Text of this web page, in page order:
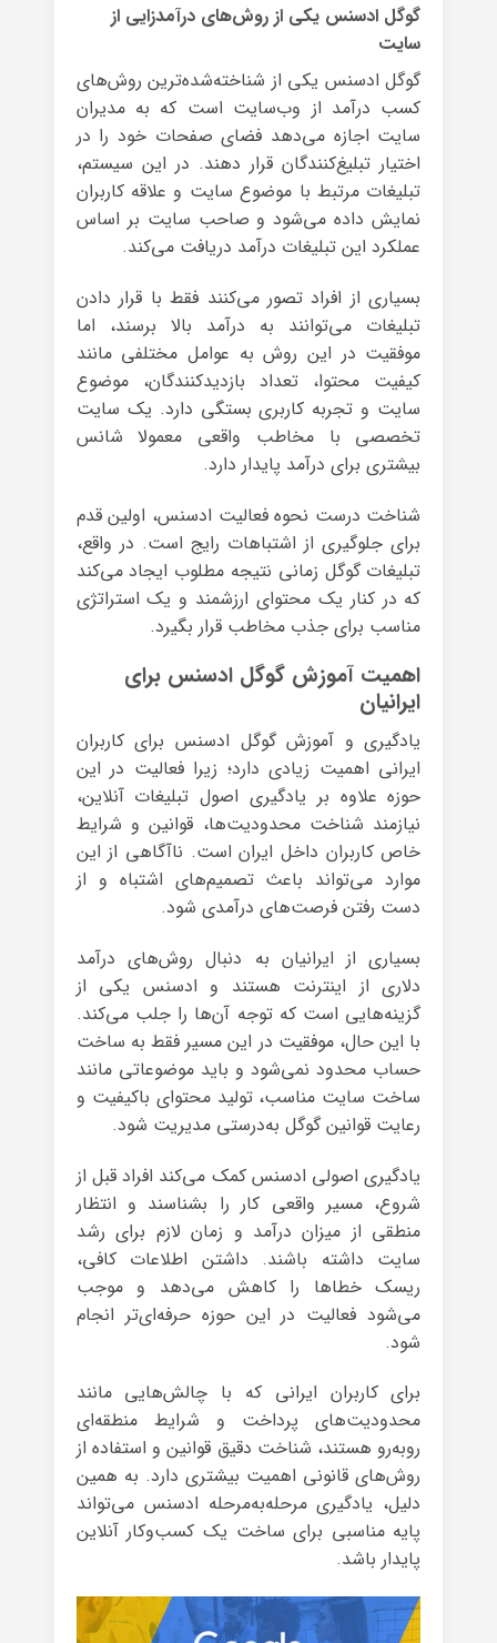
گوگل ادسنس یکی از روش‌های درآمدزایی از
سایت
گوگل ادسنس یکی از شناخته‌شده‌ترین روش‌های
کسب درآمد از وب‌سایت است که به مدیران
سایت اجازه می‌دهد فضای صفحات خود را در
اختیار تبلیغ‌کنندگان قرار دهند. در این سیستم،
تبلیغات مرتبط با موضوع سایت و علاقه کاربران
نمایش داده می‌شود و صاحب سایت بر اساس
عملکرد این تبلیغات درآمد دریافت می‌کند.
بسیاری از افراد تصور می‌کنند فقط با قرار دادن
تبلیغات می‌توانند به درآمد بالا برسند، اما
موفقیت در این روش به عوامل مختلفی مانند
کیفیت محتوا، تعداد بازدیدکنندگان، موضوع
سایت و تجربه کاربری بستگی دارد. یک سایت
تخصصی با مخاطب واقعی معمولا شانس
بیشتری برای درآمد پایدار دارد.
شناخت درست نحوه فعالیت ادسنس، اولین قدم
برای جلوگیری از اشتباهات رایج است. در واقع،
تبلیغات گوگل زمانی نتیجه مطلوب ایجاد می‌کند
که در کنار یک محتوای ارزشمند و یک استراتژی
مناسب برای جذب مخاطب قرار بگیرد.
اهمیت آموزش گوگل ادسنس برای
ایرانیان
یادگیری و آموزش گوگل ادسنس برای کاربران
ایرانی اهمیت زیادی دارد؛ زیرا فعالیت در این
حوزه علاوه بر یادگیری اصول تبلیغات آنلاین،
نیازمند شناخت محدودیت‌ها، قوانین و شرایط
خاص کاربران داخل ایران است. ناآگاهی از این
موارد می‌تواند باعث تصمیم‌های اشتباه و از
دست رفتن فرصت‌های درآمدی شود.
بسیاری از ایرانیان به دنبال روش‌های درآمد
دلاری از اینترنت هستند و ادسنس یکی از
گزینه‌هایی است که توجه آن‌ها را جلب می‌کند.
با این حال، موفقیت در این مسیر فقط به ساخت
حساب محدود نمی‌شود و باید موضوعاتی مانند
ساخت سایت مناسب، تولید محتوای باکیفیت و
رعایت قوانین گوگل به‌درستی مدیریت شود.
یادگیری اصولی ادسنس کمک می‌کند افراد قبل از
شروع، مسیر واقعی کار را بشناسند و انتظار
منطقی از میزان درآمد و زمان لازم برای رشد
سایت داشته باشند. داشتن اطلاعات کافی،
ریسک خطاها را کاهش می‌دهد و موجب
می‌شود فعالیت در این حوزه حرفه‌ای‌تر انجام
شود.
برای کاربران ایرانی که با چالش‌هایی مانند
محدودیت‌های پرداخت و شرایط منطقه‌ای
روبه‌رو هستند، شناخت دقیق قوانین و استفاده از
روش‌های قانونی اهمیت بیشتری دارد. به همین
دلیل، یادگیری مرحله‌به‌مرحله ادسنس می‌تواند
پایه مناسبی برای ساخت یک کسب‌وکار آنلاین
پایدار باشد.